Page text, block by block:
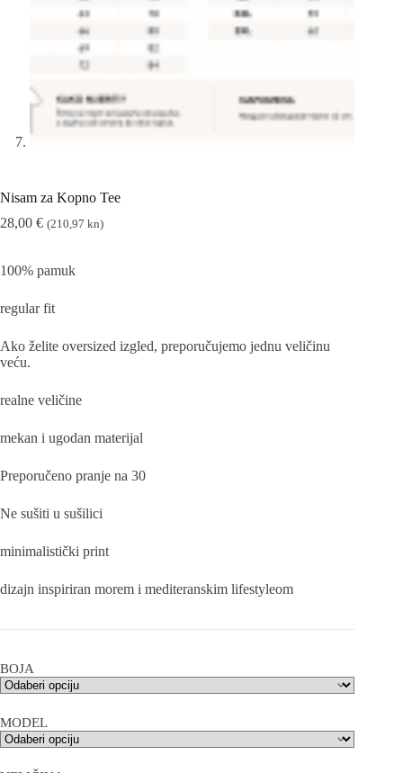
Nisam za Kopno Tee
28,00 € (210,97 kn)
100% pamuk
regular fit
Ako želite oversized izgled, preporučujemo jednu veličinu
veću.
realne veličine
mekan i ugodan materijal
Preporučeno pranje na 30
Ne sušiti u sušilici
minimalistički print
dizajn inspiriran morem i mediteranskim lifestyleom
BOJA
MODEL